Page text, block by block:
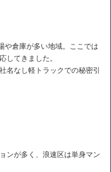
や倉庫が多い地域。ここでは
してきました。
名なし軽トラックでの秘密引
ンが多く、浪速区は単身マン